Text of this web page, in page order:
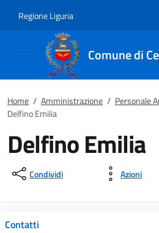
Regione Liguria
Comune di
Home / Amministrazione / Personale
Delfino Emilia
Delfino Emilia
Condividi Azioni
Contatti